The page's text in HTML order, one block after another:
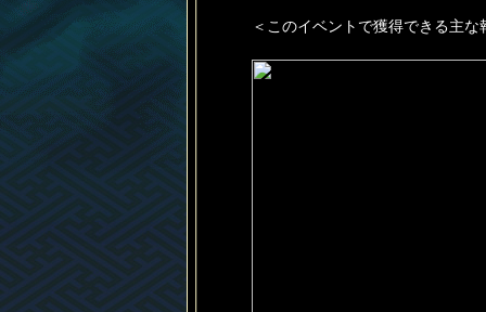
＜このイベントで獲得できる主な